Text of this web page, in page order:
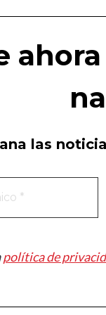
las
política de